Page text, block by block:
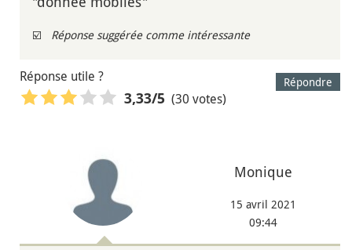
☑️ Réponse suggérée comme intéressante
Répondre
Réponse utile ?
3,33/5 (30 votes)
Monique
15 avril 2021
09:44